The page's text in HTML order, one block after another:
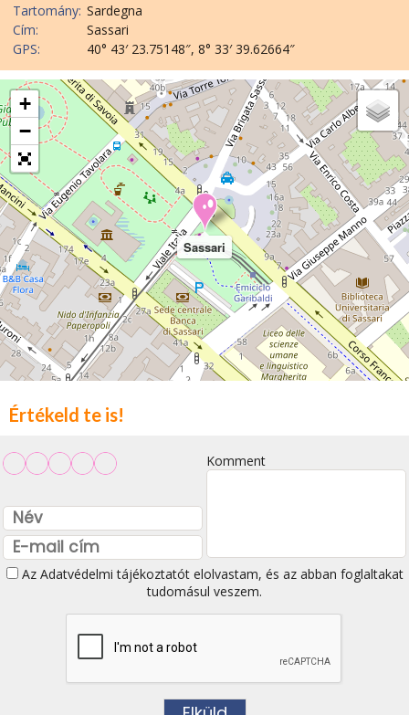
Tartomány: Sardegna
Cím:
Sassari
GPS:
40° 43′ 23.75148″, 8° 33′ 39.62664″
Sassari
+
−
Értékeld te is!
Komment
Az Adatvédelmi tájékoztatótelolvastam, és az abban foglaltakat
tudomásul veszem.